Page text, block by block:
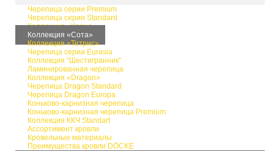
Черепица серии Premium
Черепица серии Standard
Коллекция «Крона»
Коллекция «Сота»
Коллекция «Тетрис»
Черепица серии Eurasia
Коллекция “Шестигранник”
Ламинированная черепица
Коллекция «Dragon»
Черепица Dragon Standard
Черепица Dragon Europa
Коньково-карнизная черепица
Коньково-карнизная черепица Premium
Коллекция ККЧ Standart
Ассортимент кровли
Кровельные материалы
Преимущества кровли DÖCKE